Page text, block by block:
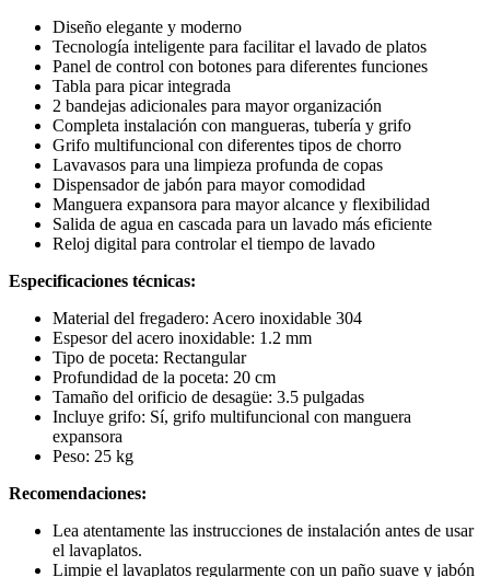
Diseño elegante y moderno
Tecnología inteligente para facilitar el lavado de platos
Panel de control con botones para diferentes funciones
Tabla para picar integrada
2 bandejas adicionales para mayor organización
Completa instalación con mangueras, tubería y grifo
Grifo multifuncional con diferentes tipos de chorro
Lavavasos para una limpieza profunda de copas
Dispensador de jabón para mayor comodidad
Manguera expansora para mayor alcance y flexibilidad
Salida de agua en cascada para un lavado más eficiente
Reloj digital para controlar el tiempo de lavado
Especificaciones técnicas:
Material del fregadero: Acero inoxidable 304
Espesor del acero inoxidable: 1.2 mm
Tipo de poceta: Rectangular
Profundidad de la poceta: 20 cm
Tamaño del orificio de desagüe: 3.5 pulgadas
Incluye grifo: Sí, grifo multifuncional con manguera
expansora
Peso: 25 kg
Recomendaciones:
Lea atentamente las instrucciones de instalación antes de usar
el lavaplatos.
Limpie el lavaplatos regularmente con un paño suave y jabón